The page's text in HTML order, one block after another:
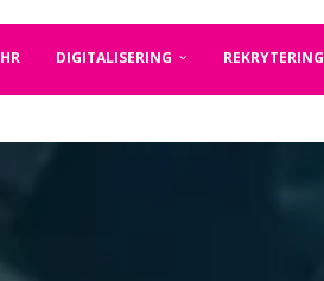
HR DIGITALISERING REKRYTERING